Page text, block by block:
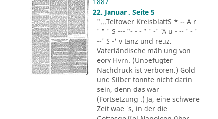
1887
22. Januar , Seite 5
"...Teltower KreisblattS * -- A r
' " " S --- "- - - " ' -' ´ A u - -- ' - '
--' S -' v tanz und reuz.
Vaterländische mählung von
eorv Hvrn. (Unbefugter
Nachdruck ist verboren.) Gold
und Silber tonnte nicht darin
sein, denn das war
(Fortsetzung .) Ja, eine schwere
Zeit wae 's, in der die